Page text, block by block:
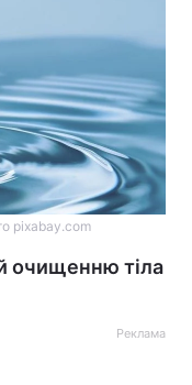
pixabay.com
очищенню тіла
Реклама